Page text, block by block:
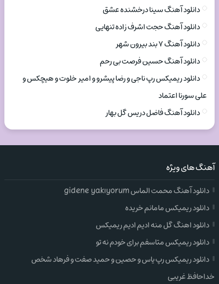
دانلود آهنگ سینا درخشنده عشق
دانلود آهنگ حجت اشرف زاده تنهایی
دانلود آهنگ ۷ بند بیرون شهر
دانلود آهنگ حسین فرصت بی رحم
دانلود ریمیکس رپ ناجی و رضا پیشرو و امیر خلوت و هیچکس و
علی سورنا اعتماد
دانلود آهنگ فاضل دریس گل بهار
آهنگ های ویژه
دانلود آهنگ محمت الماس gidene yakıyorum
دانلود ریمیکس مامانم خریده
دانلود اهنگ گل منه ادیم ادیم ریمیکس
دانلود ریمیکس متاسفم برای خودم نه تو
دانلود ریمیکس رپ یاس و حصین و حمید صفت و فرهاد شخص
خداحافظ غریبی